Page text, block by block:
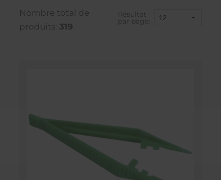
Nombre total de
produits: 319
Résultat
par page: